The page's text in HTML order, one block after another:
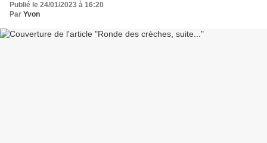
Publié le 24/01/2023 à 16:20
Par Yvon